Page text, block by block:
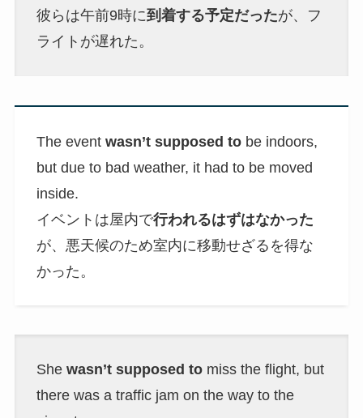
彼らは午前9時に到着する予定だったが、フ
ライトが遅れた。
The event wasn’t supposed to be indoors,
but due to bad weather, it had to be moved
inside.
イベントは屋内で行われるはずはなかった
が、悪天候のため室内に移動せざるを得な
かった。
She wasn’t supposed tomiss the flight, but
there was a traffic jam on the way to the